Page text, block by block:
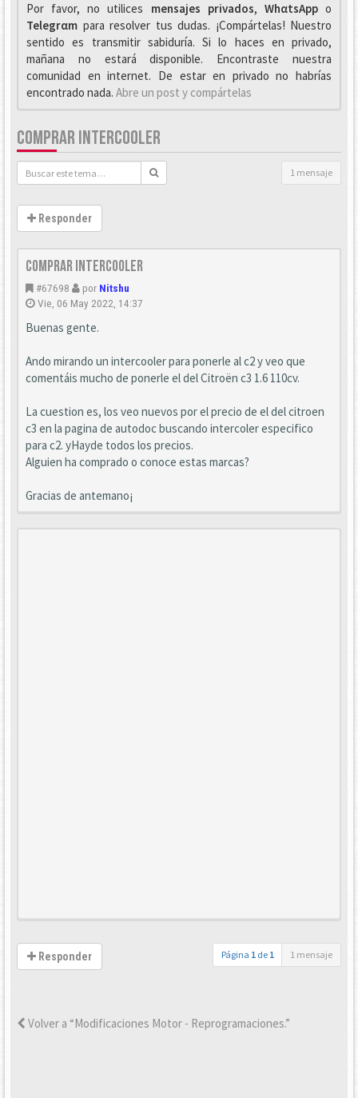
Por favor, no utilices mensajes privados, WhαtsAppo
Telegrαm para resolver tus dudas. ¡Compártelas! Nuestro
sentido es transmitir sabiduría. Si lo haces en privado,
mañana no estará disponible. Encontraste nuestra
comunidad en internet. De estar en privado no habrías
encontrado nada. Abre un post y compártelas
COMPRAR INTERCOOLER
1 mensaje
Responder
Comprar intercooler
#67698 por Nitshu
Vie, 06 May 2022, 14:37
Buenas gente.
Ando mirando un intercooler para ponerle al c2 y veo que
comentáis mucho de ponerle el del Citroën c3 1.6 110cv.
La cuestion es, los veo nuevos por el precio de el del citroen
c3 en la pagina de autodoc buscando intercoler especifico
para c2. yHayde todos los precios.
Alguien ha comprado o conoce estas marcas?
Gracias de antemano¡
Responder Página 1 de 1 1 mensaje
Volver a “Modificaciones Motor - Reprogramaciones.”